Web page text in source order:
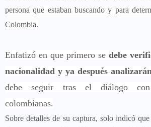
persona que estaban buscando y para
Colombia.
Enfatizó en que primero se debe
nacionalidad y ya después
debe seguir tras el diálogo con
colombianas.
Sobre detalles de su captura, solo indicó